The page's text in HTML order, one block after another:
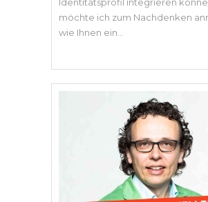
möchte ich zum Nachdenken
wie Ihnen ein...